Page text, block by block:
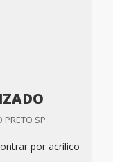
PRETO SP
por acrílico